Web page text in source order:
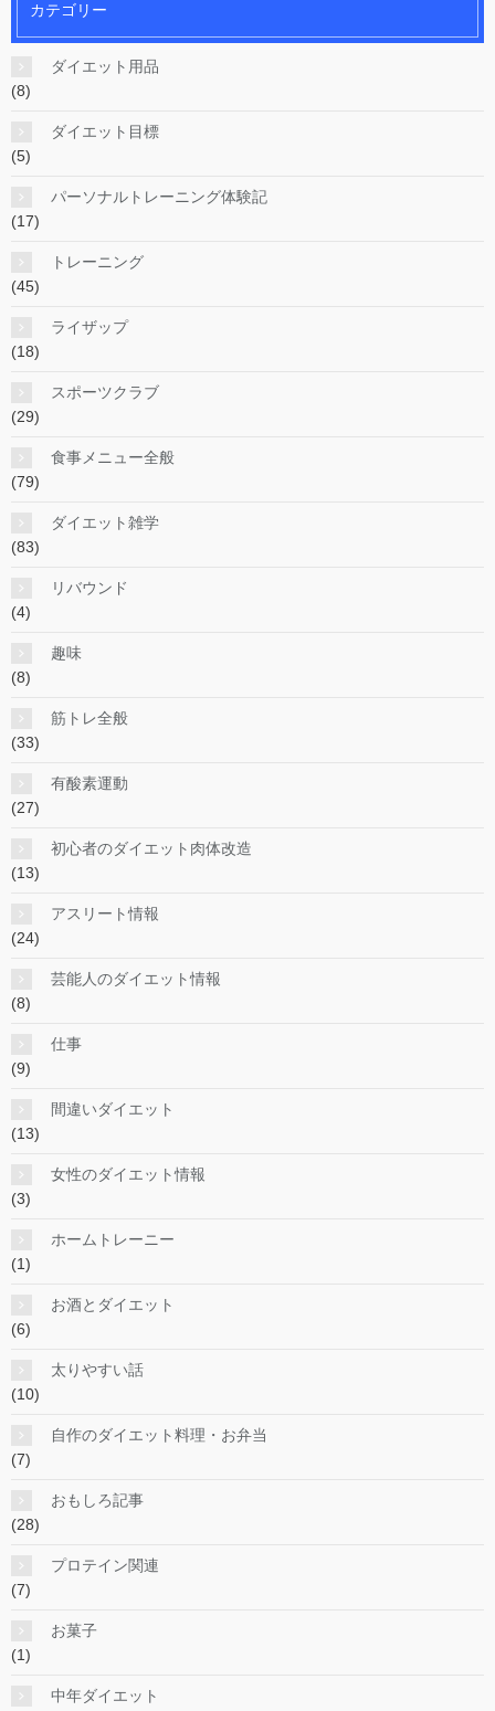
カテゴリー
ダイエット用品
(8)
ダイエット目標
(5)
パーソナルトレーニング体験記
(17)
トレーニング
(45)
ライザップ
(18)
スポーツクラブ
(29)
食事メニュー全般
(79)
ダイエット雑学
(83)
リバウンド
(4)
趣味
(8)
筋トレ全般
(33)
有酸素運動
(27)
初心者のダイエット肉体改造
(13)
アスリート情報
(24)
芸能人のダイエット情報
(8)
仕事
(9)
間違いダイエット
(13)
女性のダイエット情報
(3)
ホームトレーニー
(1)
お酒とダイエット
(6)
太りやすい話
(10)
自作のダイエット料理・お弁当
(7)
おもしろ記事
(28)
プロテイン関連
(7)
お菓子
(1)
中年ダイエット